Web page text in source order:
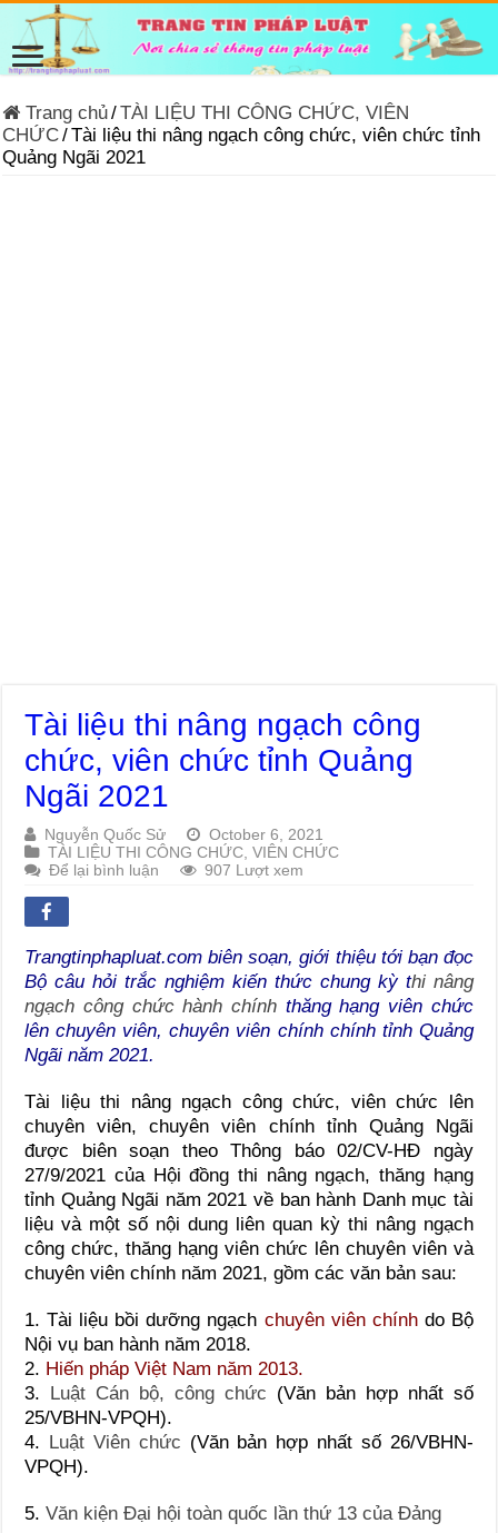
Trang chủ/TÀI LIỆU THI CÔNG CHỨC, VIÊN
CHỨC/Tài liệu thi nâng ngạch công chức, viên chức tỉnh
Quảng Ngãi 2021
Tài liệu thi nâng ngạch công
chức, viên chức tỉnh Quảng
Ngãi 2021
Nguyễn Quốc Sử
October 6, 2021
TÀI LIỆU THI CÔNG CHỨC, VIÊN CHỨC
Để lại bình luận
907 Lượt xem
Trangtinphapluat.com biên soạn, giới thiệu tới bạn đọc
Bộ câu hỏi trắc nghiệm kiến thức chung kỳ thi nâng
ngạch công chức hành chính thăng hạng viên chức
lên chuyên viên, chuyên viên chính chính tỉnh Quảng
Ngãi năm 2021.
Tài liệu thi nâng ngạch công chức, viên chức lên
chuyên viên, chuyên viên chính tỉnh Quảng Ngãi
được biên soạn theo Thông báo 02/CV-HĐ ngày
27/9/2021 của Hội đồng thi nâng ngạch, thăng hạng
tỉnh Quảng Ngãi năm 2021 về ban hành Danh mục tài
liệu và một số nội dung liên quan kỳ thi nâng ngạch
công chức, thăng hạng viên chức lên chuyên viên và
chuyên viên chính năm 2021, gồm các văn bản sau:
1. Tài liệu bồi dưỡng ngạch chuyên viên chínhdo Bộ
Nội vụ ban hành năm 2018.
2. Hiến pháp Việt Nam năm 2013.
3. Luật Cán bộ, công chức (Văn bản hợp nhất số
25/VBHN-VPQH).
4. Luật Viên chức (Văn bản hợp nhất số 26/VBHN-
VPQH).
5.Văn kiện Đại hội toàn quốc lần thứ 13 của Đảng